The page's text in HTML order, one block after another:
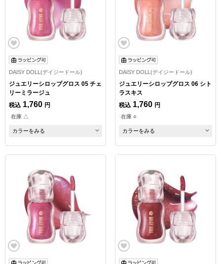
DAISY DOLL(デイジードール)
ジュエリーシロップグロス 05 チェ
リーミラージュ
税込 1,760 円
在庫 △
カラーをみる
DAISY DOLL(デイジードール)
ジュエリーシロップグロス 06 シト
ラスキス
税込 1,760 円
在庫 ○
カラーをみる